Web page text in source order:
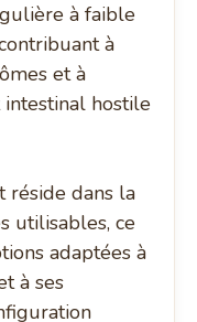
à faible
à
et à
hostile
réside dans la
utilisables, ce
adaptées à
à ses